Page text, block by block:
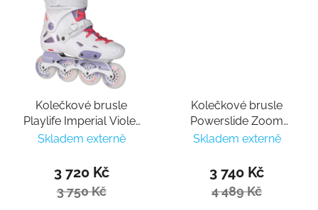
Kolečkové brusle
Playlife Imperial Violet
80
Skladem externě
3 720 Kč
3 750 Kč
Kolečkové brusle
Powerslide Zoom
Sunset 90
Skladem externě
3 740 Kč
4 489 Kč